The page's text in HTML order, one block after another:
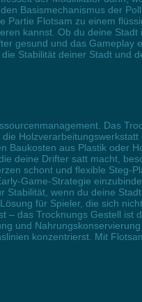
Basismechanismus der
Flotsam zu einem
kannst. Ob du deine
gesund und das Gameplay
Stabilität deiner Stadt und
Das
Holzverarbeitungswerkstatt
Baukosten aus Plastik oder
deine Drifter satt macht,
schont und flexible Steg-
Game-Strategie
wenn du deine
für Spieler, die sich
– das Trocknungs Gestell ist
und
konzentrierst. Mit